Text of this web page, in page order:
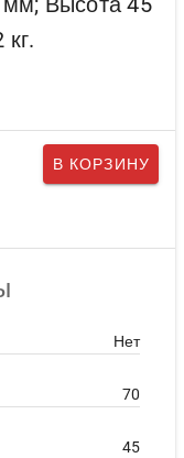
В КОРЗИНУ
Нет
70
45